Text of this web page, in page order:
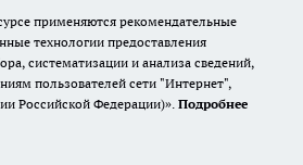
применяются рекомендательные
технологии предоставления
систематизации и анализа сведений,
пользователей сети "Интернет",
Российской Федерации)». Подробнее